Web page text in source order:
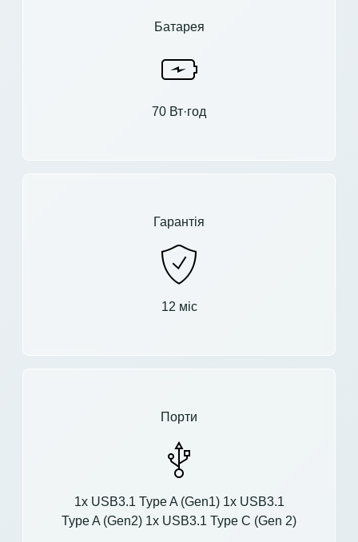
Батарея
70 Вт·год
Гарантія
12 міс
Порти
1x USB3.1 Type A (Gen1) 1x USB3.1
Type A (Gen2) 1x USB3.1 Type C (Gen 2)